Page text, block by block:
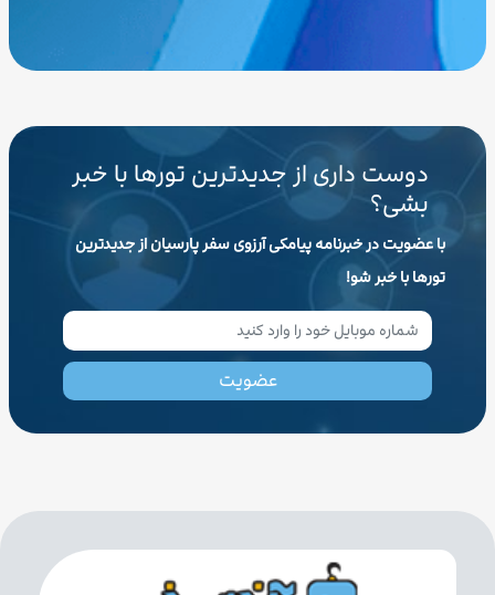
دوست داری از جدیدترین تورها با خبر
بشی؟
با عضویت در خبرنامه پیامکی آرزوی سفر پارسیان از جدیدترین
تورها با خبر شو!
عضویت